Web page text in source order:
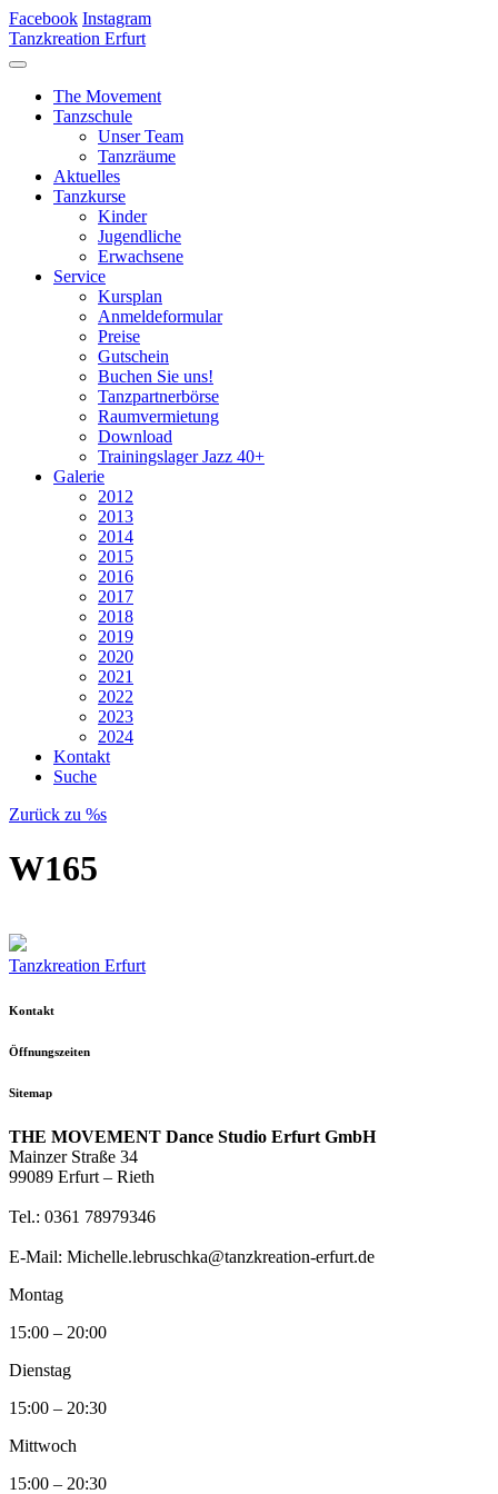
Facebook Instagram
Tanzkreation Erfurt
The Movement
Tanzschule
Unser Team
Tanzräume
Aktuelles
Tanzkurse
Kinder
Jugendliche
Erwachsene
Service
Kursplan
Anmeldeformular
Preise
Gutschein
Buchen Sie uns!
Tanzpartnerbörse
Raumvermietung
Download
Trainingslager Jazz 40+
Galerie
2012
2013
2014
2015
2016
2017
2018
2019
2020
2021
2022
2023
2024
Kontakt
Suche
Zurück zu %s
W165
Tanzkreation Erfurt
Kontakt
Öffnungszeiten
Sitemap
THE MOVEMENT Dance Studio Erfurt GmbH
Mainzer Straße 34
99089 Erfurt – Rieth
Tel.: 0361 78979346
E-Mail: Michelle.lebruschka@tanzkreation-erfurt.de
Montag
15:00 – 20:00
Dienstag
15:00 – 20:30
Mittwoch
15:00 – 20:30